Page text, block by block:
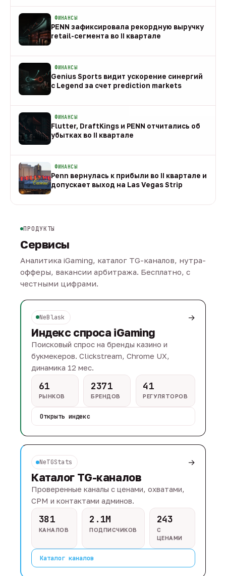
ФИНАНСЫ
PENN зафиксировала рекордную выручку
retail-сегмента во II квартале
ФИНАНСЫ
Genius Sports видит ускорение синергий
с Legend за счет prediction markets
ФИНАНСЫ
Flutter, DraftKings и PENN отчитались об
убытках во II квартале
ФИНАНСЫ
Penn вернулась к прибыли во II квартале и
допускает выход на Las Vegas Strip
ПРОДУКТЫ
Сервисы
Аналитика iGaming, каталог TG-каналов, нутра-
офферы, вакансии арбитража. Бесплатно, с
честными цифрами.
NeBlask →
Индекс спроса iGaming
Поисковый спрос на бренды казино и
букмекеров. Clickstream, Chrome UX,
динамика 12 мес.
61
РЫНКОВ
2371
БРЕНДОВ
41
РЕГУЛЯТОРОВ
Открыть индекс
NeTGStats →
Каталог TG-каналов
Проверенные каналы с ценами, охватами,
CPM и контактами админов.
381
КАНАЛОВ
2.1M
ПОДПИСЧИКОВ
243
С
ЦЕНАМИ
Каталог каналов